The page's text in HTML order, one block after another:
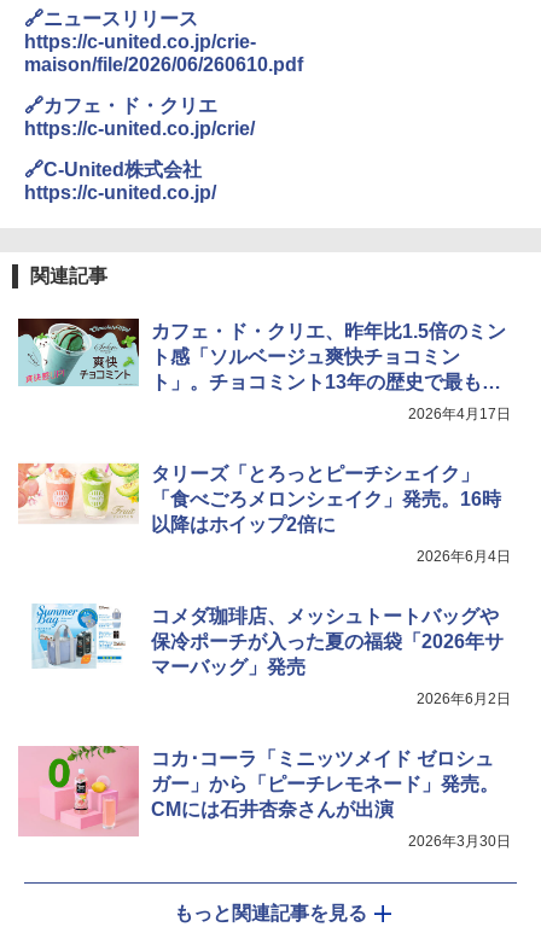
🔗ニュースリリース
https://c-united.co.jp/crie-
maison/file/2026/06/260610.pdf
🔗カフェ・ド・クリエ
https://c-united.co.jp/crie/
🔗C-United株式会社
https://c-united.co.jp/
関連記事
カフェ・ド・クリエ、昨年比1.5倍のミン
ト感「ソルベージュ爽快チョコミン
ト」。チョコミント13年の歴史で最も早
2026年4月17日
タリーズ「とろっとピーチシェイク」
「食べごろメロンシェイク」発売。16時
以降はホイップ2倍に
2026年6月4日
コメダ珈琲店、メッシュトートバッグや
保冷ポーチが入った夏の福袋「2026年サ
マーバッグ」発売
2026年6月2日
コカ･コーラ「ミニッツメイド ゼロシュ
ガー」から「ピーチレモネード」発売。
CMには石井杏奈さんが出演
2026年3月30日
もっと関連記事を見る